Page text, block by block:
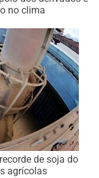
no clima
de soja do
agrícolas